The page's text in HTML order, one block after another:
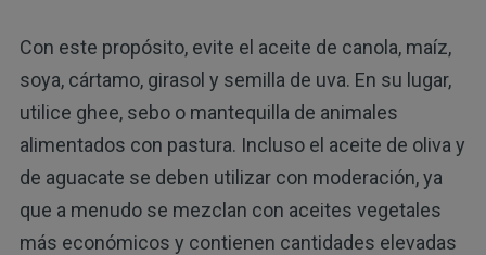
Con este propósito, evite el aceite de canola, maíz,
soya, cártamo, girasol y semilla de uva. En su lugar,
utilice ghee, sebo o mantequilla de animales
alimentados con pastura. Incluso el aceite de oliva y
de aguacate se deben utilizar con moderación, ya
que a menudo se mezclan con aceites vegetales
más económicos y contienen cantidades elevadas